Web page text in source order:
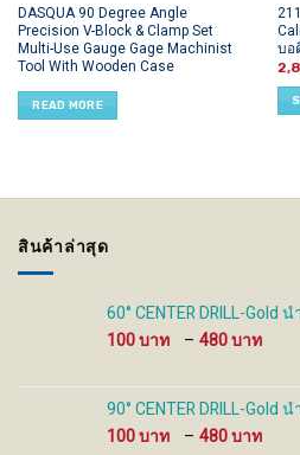
DASQUA 90 Degree Angle
Precision V-Block & Clamp Set
Multi-Use Gauge Gage Machinist
Tool With Wooden Case
READ MORE
บอ
has
สินค้าล่าสุด
60° CENTER DRILL-Gold
100
– 480
90° CENTER DRILL-Gold
100
– 480